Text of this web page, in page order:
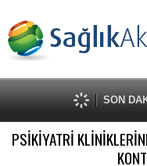
SON
PSİKİYATRİ